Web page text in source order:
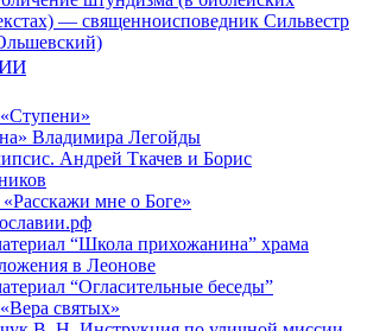
— священноисповедник Сильвестр
Владимира Легойды
Андрей Ткачев и Борис
мне о Боге»
“Школа прихожанина” храма
в Леонове
“Огласительные беседы”
святых»